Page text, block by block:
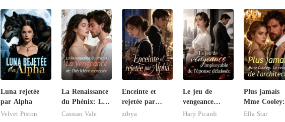
Luna rejetée
par Alpha
Velvet Piston
La Renaissance
du Phénix: La
Vengeance de
Cassian Vale
Enceinte et
rejetée par
Alpha
zibya
Le jeu de
vengeance
impitoyable de
Harp Picardi
Plus jamais
Mme Cooley:
Le retour de
Ella Star